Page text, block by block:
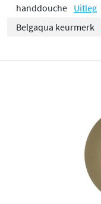
handdouche Uitleg
Belgaqua keurmerk